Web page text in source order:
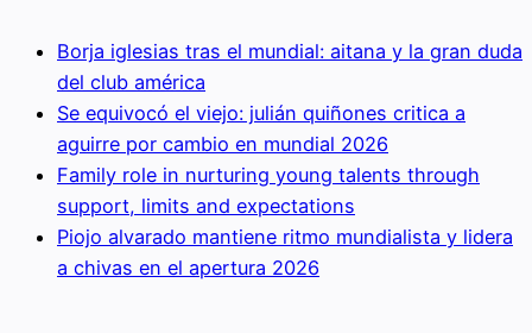
Borja iglesias tras el mundial: aitana y la gran duda
del club américa
Se equivocó el viejo: julián quiñones critica a
aguirre por cambio en mundial 2026
Family role in nurturing young talents through
support, limits and expectations
Piojo alvarado mantiene ritmo mundialista y lidera
a chivas en el apertura 2026